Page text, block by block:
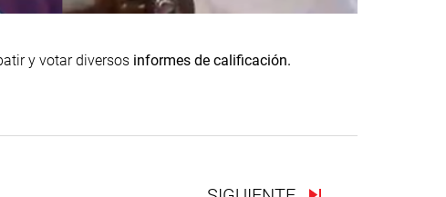
y votar diversos informes de calificación.